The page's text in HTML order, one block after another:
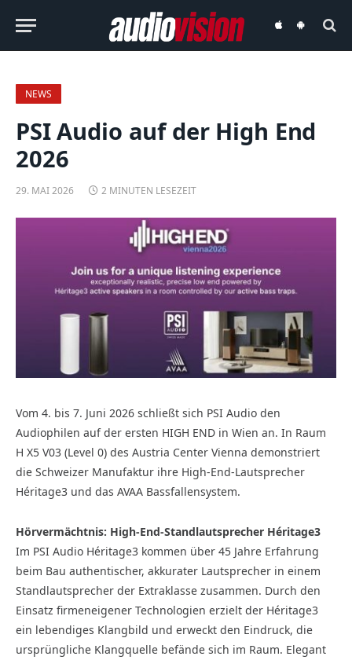
audiovisionaudiovision
NEWS
PSI Audio auf der High End
2026
29. MAI 2026 2 MINUTEN LESEZEIT
Vom 4. bis 7. Juni 2026 schließt sich PSI Audio den
Audiophilen auf der ersten HIGH END in Wien an. In Raum
H X5 V03 (Level 0) des Austria Center Vienna demonstriert
die Schweizer Manufaktur ihre High-End-Lautsprecher
Héritage3 und das AVAA Bassfallensystem.
Hörvermächtnis: High-End-Standlautsprecher Héritage3
Im PSI Audio Héritage3 kommen über 45 Jahre Erfahrung
beim Bau authentischer, akkurater Lautsprecher in einem
Standlautsprecher der Extraklasse zusammen. Durch den
Einsatz firmeneigener Technologien erzielt der Héritage3
ein lebendiges Klangbild und erweckt den Eindruck, die
ursprüngliche Klangquelle befände sich im Raum. Elegant